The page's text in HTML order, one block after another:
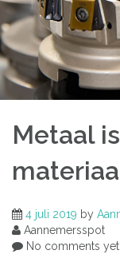
Metaal
4 juli 2019 by
Aannemersspot
No comments yet